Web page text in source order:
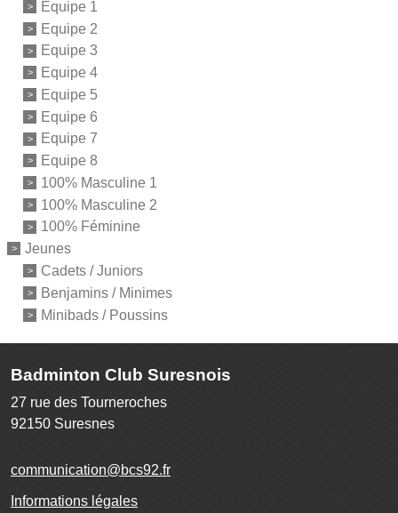
Equipe 1
Equipe 2
Equipe 3
Equipe 4
Equipe 5
Equipe 6
Equipe 7
Equipe 8
100% Masculine 1
100% Masculine 2
100% Féminine
Jeunes
Cadets / Juniors
Benjamins / Minimes
Minibads / Poussins
Badminton Club Suresnois
27 rue des Tourneroches
92150 Suresnes
communication@bcs92.fr
Informations légales